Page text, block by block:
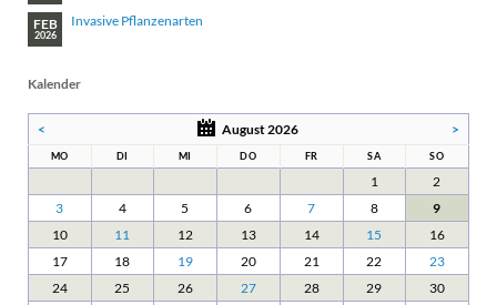
FEB
2026
Invasive Pflanzenarten
Kalender
< August 2026 >
MO DI MI DO FR SA SO
1
2
3
4 5 6 7 8
9
10
11 12 13 14 15
16
17
18 19 20 21 22
23
24
25 26 27 28 29
30